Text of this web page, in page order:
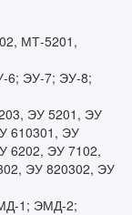
МТ-5201,
6; ЭУ-7; ЭУ-8;
ЭУ 5201, ЭУ
610301, ЭУ
6202, ЭУ 7102,
ЭУ 820302, ЭУ
1; ЭМД-2;